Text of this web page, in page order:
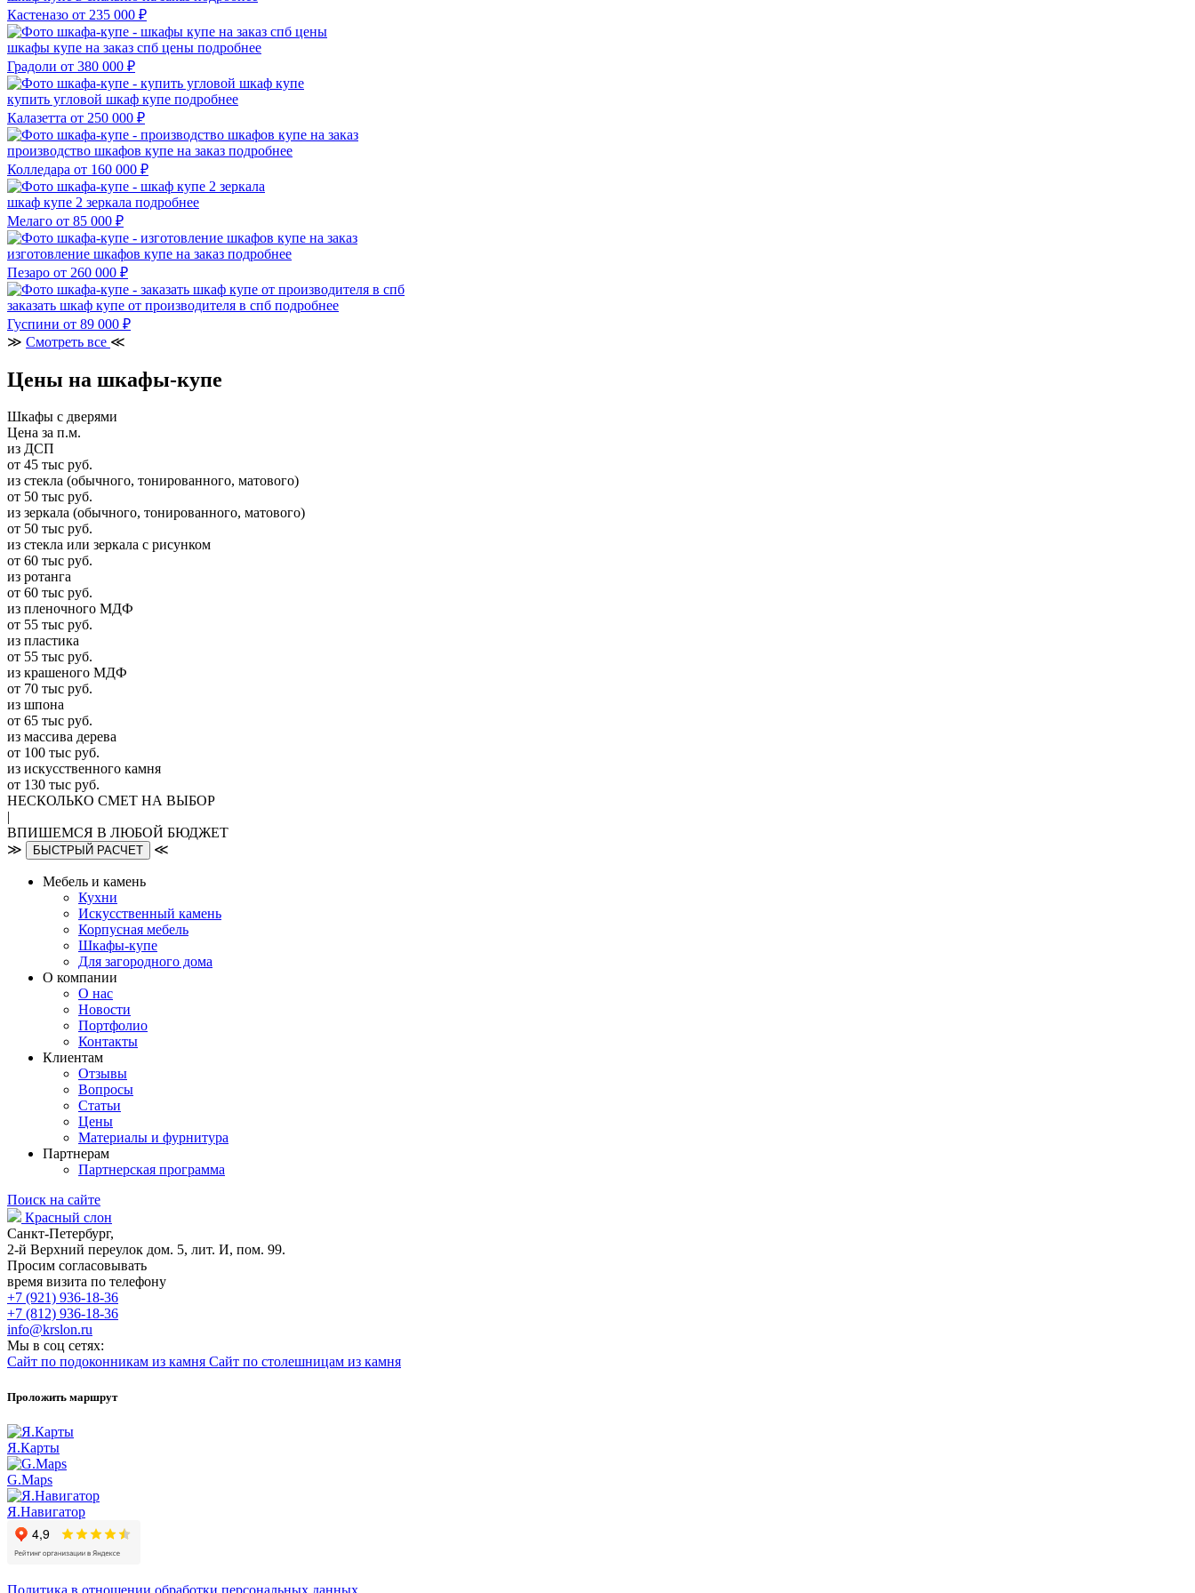
Кастеназо от 235 000 ₽
шкафы купе на заказ спб цены подробнее
Градоли от 380 000 ₽
купить угловой шкаф купе подробнее
Калазетта от 250 000 ₽
производство шкафов купе на заказ подробнее
Колледара от 160 000 ₽
шкаф купе 2 зеркала подробнее
Мелаго от 85 000 ₽
изготовление шкафов купе на заказ подробнее
Пезаро от 260 000 ₽
заказать шкаф купе от производителя в спб подробнее
Гуспини от 89 000 ₽
≫ Смотреть все ≪
Цены на шкафы-купе
Шкафы с дверями
Цена за п.м.
из ДСП
от 45 тыс руб.
из стекла (обычного, тонированного, матового)
от 50 тыс руб.
из зеркала (обычного, тонированного, матового)
от 50 тыс руб.
из стекла или зеркала с рисунком
от 60 тыс руб.
из ротанга
от 60 тыс руб.
из пленочного МДФ
от 55 тыс руб.
из пластика
от 55 тыс руб.
из крашеного МДФ
от 70 тыс руб.
из шпона
от 65 тыс руб.
из массива дерева
от 100 тыс руб.
из искусcтвенного камня
от 130 тыс руб.
НЕСКОЛЬКО СМЕТ НА ВЫБОР
|
ВПИШЕМСЯ В ЛЮБОЙ БЮДЖЕТ
≫
БЫСТРЫЙ РАСЧЕТ ≪
Мебель и камень
Кухни
Искусственный камень
Корпусная мебель
Шкафы-купе
Для загородного дома
О компании
О нас
Новости
Портфолио
Контакты
Клиентам
Отзывы
Вопросы
Статьи
Цены
Материалы и фурнитура
Партнерам
Партнерская программа
Поиск на сайте
Красный слон
Санкт-Петербург,
2-й Верхний переулок дом. 5, лит. И, пом. 99.
Просим согласовывать
время визита по телефону
+7 (921) 936-18-36
+7 (812) 936-18-36
info@krslon.ru
Мы в соц сетях:
Сайт по подоконникам из камня Сайт по столешницам из камня
Проложить маршрут
Я.Карты
G.Maps
Я.Навигатор
Политика в отношении обработки персональных данных